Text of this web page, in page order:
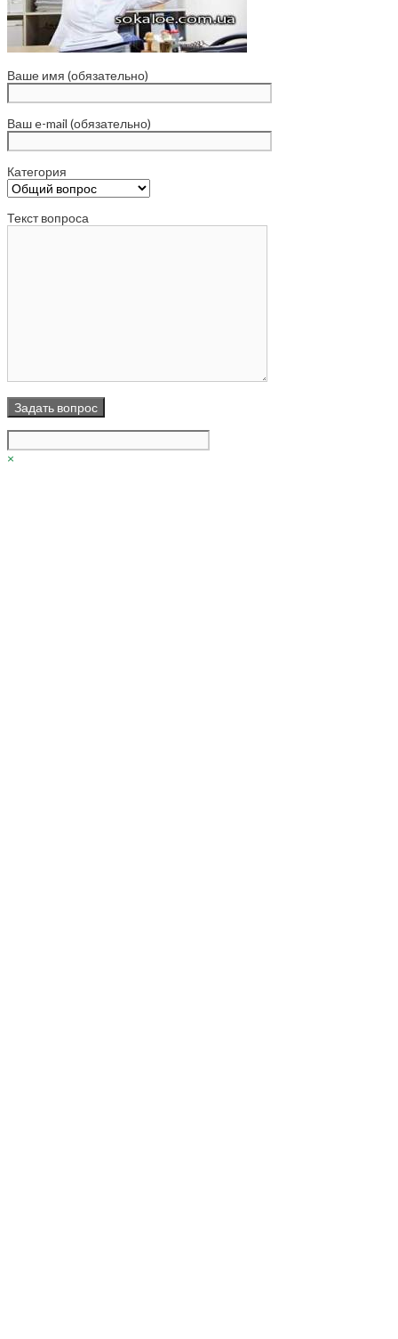
Ваше имя (обязательно)
Ваш e-mail (обязательно)
Категория
Текст вопроса
×